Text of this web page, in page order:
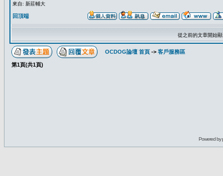
來自: 新莊輔大
回頂端
從之前的文章開始
OCDOG論壇 首頁 -> 客戶服務區
第1頁(共1頁)
Powered by